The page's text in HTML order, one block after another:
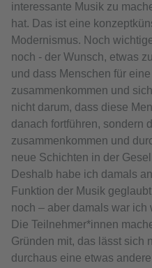
interessante Musik zu
hat. Das ist eine
Modernismus. Noch
noch - der Wunsch, etwas
und dass Menschen für
zusammenkommen und
nicht darum, dass diese
danach fortführen, sondern
zusammenkommen und
neue Schichten in der
Deshalb habe ich damals
Funktion der Musik
noch – aber damals war
Die Teilnehmer*innen
Gründen mit, das lässt sich
durchaus eine etwas